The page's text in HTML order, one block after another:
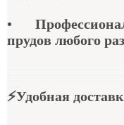
•
прудов любого
⚡Удобная